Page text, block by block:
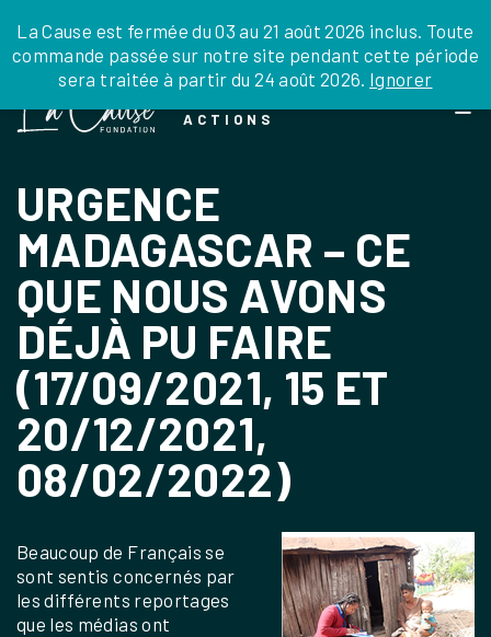
to
the
La Cause est fermée du 03 au 21 août 2026 inclus. Toute
commande passée sur notre site pendant cette période
sera traitée à partir du 24 août 2026. Ignorer
JE DONNE JE PARRAINE NOUS SOUTENIR
DEPUIS LA FRANCE
DEPUIS L’INTERNATIONAL
EN TANT QU’ORGANISATION
0 ARTICLE
ACTIONS
URGENCE
MADAGASCAR – CE
QUE NOUS AVONS
DÉJÀ PU FAIRE
(17/09/2021, 15 ET
20/12/2021,
08/02/2022)
Beaucoup de Français se
sont sentis concernés par
les différents reportages
que les médias ont